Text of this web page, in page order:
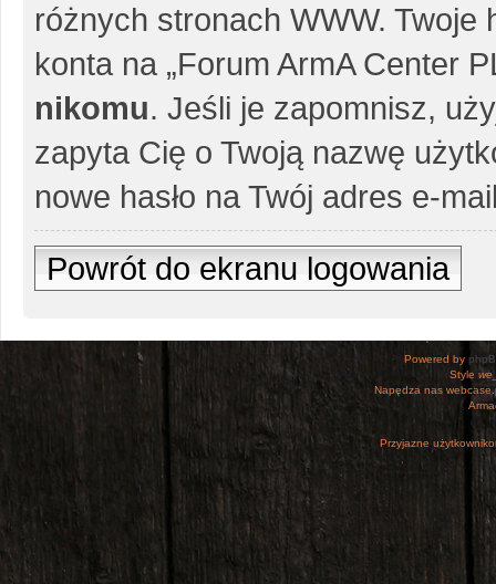
różnych stronach WWW. Twoje
konta na „Forum ArmA Center
nikomu. Jeśli je zapomnisz,
zapyta Cię o Twoją nazwę
nowe hasło na Twój adres e-
Powrót do ekranu logowania
Powered by
Style
Napędza nas
Przyjazne